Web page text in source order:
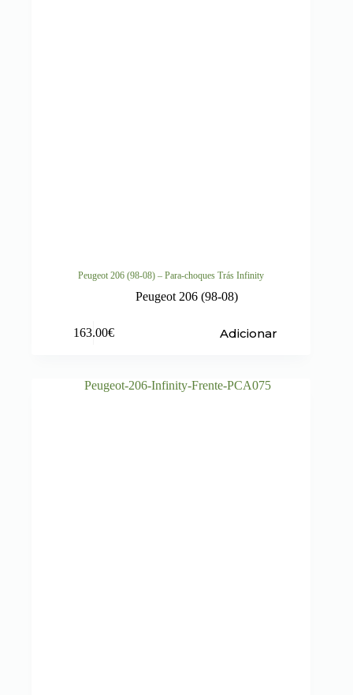
Peugeot 206 (98-08) – Para-choques Trás Infinity
Peugeot 206 (98-08)
163.00€ Adicionar